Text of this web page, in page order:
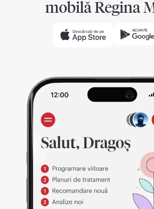
mobilă Regina